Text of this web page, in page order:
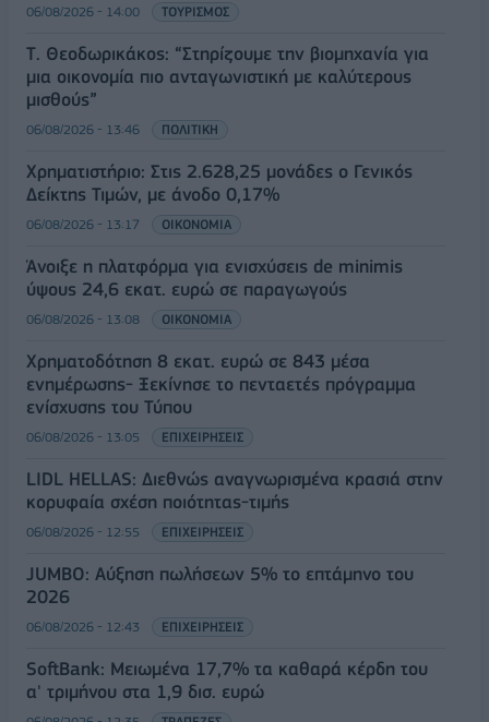
06/08/2026 - 14:00 ΤΟΥΡΙΣΜΟΣ
Τ. Θεοδωρικάκος: “Στηρίζουμε την βιομηχανία για
μια οικονομία πιο ανταγωνιστική με καλύτερους
μισθούς”
06/08/2026 - 13:46 ΠΟΛΙΤΙΚΗ
Χρηματιστήριο: Στις 2.628,25 μονάδες ο Γενικός
Δείκτης Τιμών, με άνοδο 0,17%
06/08/2026 - 13:17 ΟΙΚΟΝΟΜΙΑ
Άνοιξε η πλατφόρμα για ενισχύσεις de minimis
ύψους 24,6 εκατ. ευρώ σε παραγωγούς
06/08/2026 - 13:08 ΟΙΚΟΝΟΜΙΑ
Χρηματοδότηση 8 εκατ. ευρώ σε 843 μέσα
ενημέρωσης- Ξεκίνησε το πενταετές πρόγραμμα
ενίσχυσης του Τύπου
06/08/2026 - 13:05 ΕΠΙΧΕΙΡΗΣΕΙΣ
LIDL HELLAS: Διεθνώς αναγνωρισμένα κρασιά στην
κορυφαία σχέση ποιότητας-τιμής
06/08/2026 - 12:55 ΕΠΙΧΕΙΡΗΣΕΙΣ
JUMBO: Αύξηση πωλήσεων 5% το επτάμηνο του
2026
06/08/2026 - 12:43 ΕΠΙΧΕΙΡΗΣΕΙΣ
SoftBank: Μειωμένα 17,7% τα καθαρά κέρδη του
α' τριμήνου στα 1,9 δισ. ευρώ